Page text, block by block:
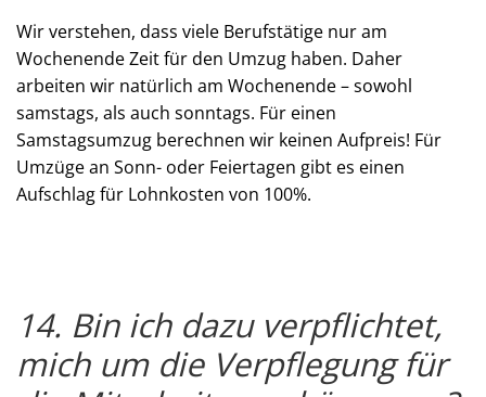
Wir verstehen, dass viele Berufstätige nur am
Wochenende Zeit für den Umzug haben. Daher
arbeiten wir natürlich am Wochenende – sowohl
samstags, als auch sonntags. Für einen
Samstagsumzug berechnen wir keinen Aufpreis! Für
Umzüge an Sonn- oder Feiertagen gibt es einen
Aufschlag für Lohnkosten von 100%.
14. Bin ich dazu verpflichtet,
mich um die Verpflegung für